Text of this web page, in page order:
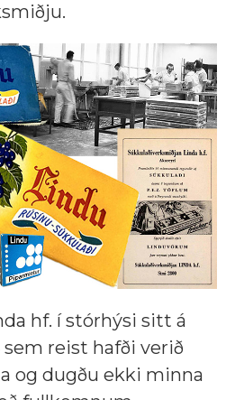
hf. í stórhýsi sitt á
sem reist hafði verið
og dugðu ekki minna